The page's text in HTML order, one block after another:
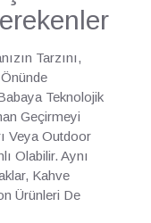
Tarzını,
Teknolojik
Geçirmeyi
Veya Outdoor
Olabilir. Aynı
Kahve
Ürünleri De